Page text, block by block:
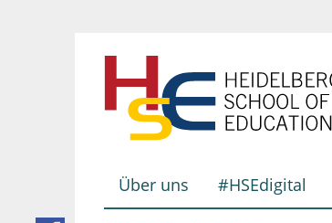
Hauptnavigation
Über uns #HSEdigital